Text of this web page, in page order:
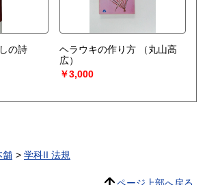
の詩
ヘラウキの作り方
（丸山高
広）
￥3,000
舗 学科II 法規